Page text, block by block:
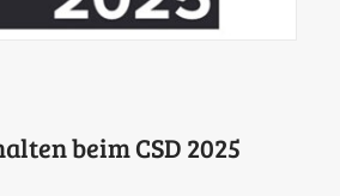
beim CSD 2025